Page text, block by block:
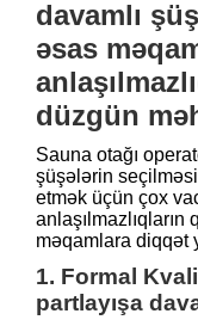
davamlı
əsas
düzgün
Sauna otağı
şüşələrin
etmək üçün çox
anlaşılmazlıqların
məqamlara diqqət
1. Formal
partlayışa